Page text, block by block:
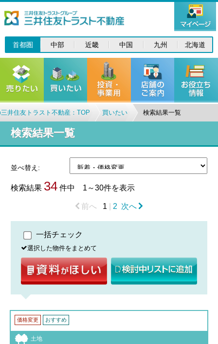
首都圏 中部 近畿 中国 九州 北海道
井住友トラスト不動産：TOP 買いたい 検索結果一覧
検索結果一覧
並べ替え:
検索結果 34 件中 1～30件を表示
前へ 1 2 次へ
一括チェック
選択した物件をまとめて
価格変更 おすすめ
土地